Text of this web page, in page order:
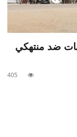
ضد منتهكي
405